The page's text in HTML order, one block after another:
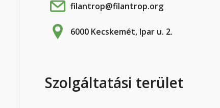
filantrop@filantrop.org
6000 Kecskemét, Ipar u. 2.
Szolgáltatási terület